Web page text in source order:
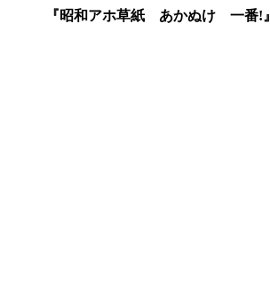
『昭和アホ草紙 あかぬけ 一番!』